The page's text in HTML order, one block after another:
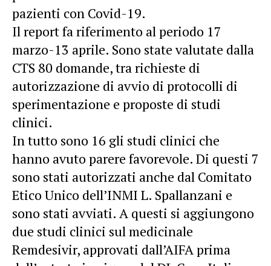
pazienti con Covid-19.
Il report fa riferimento al periodo 17
marzo-13 aprile. Sono state valutate dalla
CTS 80 domande, tra richieste di
autorizzazione di avvio di protocolli di
sperimentazione e proposte di studi
clinici.
In tutto sono 16 gli studi clinici che
hanno avuto parere favorevole. Di questi 7
sono stati autorizzati anche dal Comitato
Etico Unico dell’INMI L. Spallanzani e
sono stati avviati. A questi si aggiungono
due studi clinici sul medicinale
Remdesivir, approvati dall’AIFA prima